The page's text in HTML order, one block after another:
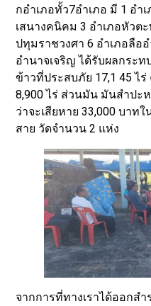
กอำเภอทั้ว7อำเภอ มี 1 อำ
เสนางคนิคม 3 อำเภอหัวต
ปทุมราชวงศา 6 อำเภอลือ
อำนาจเจริญ ได้รับผลกระ
ข้าวที่ประสบภัย 17,1 45 ไ
8,900 ไร่ ส่วนมัน มันสําปะ
ว่าจะเสียหาย 33,000 บาท
สาย วัดจำนวน 2 แห่ง
จากการที่ทางเราได้ออกสำ